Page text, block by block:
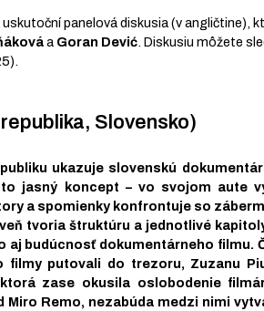
uskutoční panelová diskusia (v angličtine),
a Goran Dević. Diskusiu môžete
Slovensko)
ukazuje slovenskú
jasný koncept – vo svojom aute
a spomienky konfrontuje so
tvoria štruktúru a jednotlivé
aj budúcnosť dokumentárneho filmu.
filmy putovali do trezoru, Zuzanu
zase okusila oslobodenie
Remo, nezabúda medzi nimi